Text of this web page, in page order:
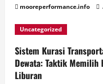
mooreperformance.info
Uncategorized
Sistem Kurasi
Dewata: Taktik Memilih
Liburan